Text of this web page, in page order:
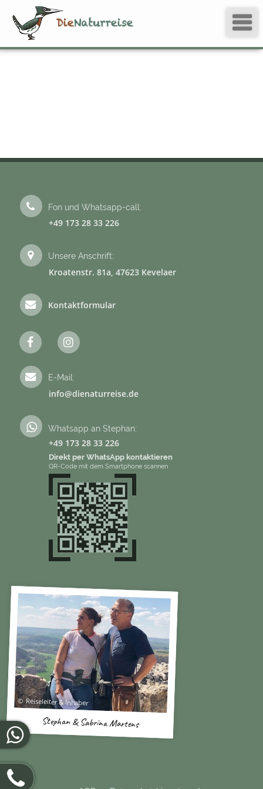
Fon und Whatsapp-call:
+49 173 28 33 226
Unsere Anschrift:
Kroatenstr. 81a, 47623 Kevelaer
Kontaktformular
E-Mail:
info@dienaturreise.de
Whatsapp an Stephan:
+49 173 28 33 226
Direkt per WhatsApp kontaktieren
QR-Code mit dem Smartphone scannen
Reiseleiter & Inhaber
Stephan & Sabrina Martens